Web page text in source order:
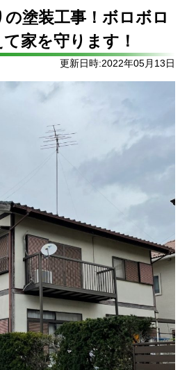
塗装工事！ボロボロ
家を守ります！
更新日時:2022年05月13日